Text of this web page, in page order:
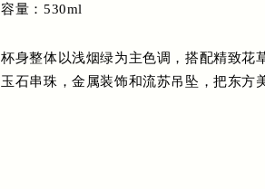
容量：530ml
杯身整体以浅烟绿为主色调，搭配精致花
玉石串珠，金属装饰和流苏吊坠，把东方